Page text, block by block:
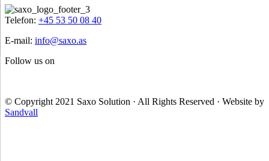
Footer
Telefon: +45 53 50 08 40
E-mail: info@saxo.as
Follow us on
© Copyright 2021 Saxo Solution · All Rights Reserved · Website by
Sandvall